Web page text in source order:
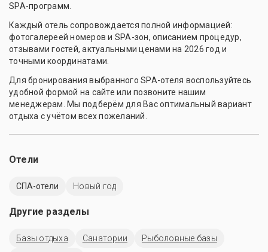
SPA-программ.
Каждый отель сопровождается полной информацией:
фотогалереей номеров и SPA-зон, описанием процедур,
отзывами гостей, актуальными ценами на 2026 год и
точными координатами.
Для бронирования выбранного SPA-отеля воспользуйтесь
удобной формой на сайте или позвоните нашим
менеджерам. Мы подберём для Вас оптимальный вариант
отдыха с учётом всех пожеланий.
Отели
СПА-отели Новый год
Другие разделы
Базы отдыха Санатории
Рыболовные базы